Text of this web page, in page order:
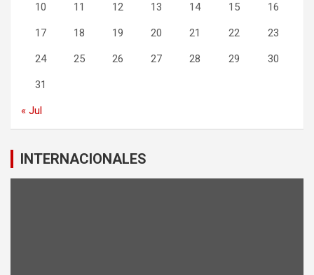
10 11 12 13 14 15 16
17 18 19 20 21 22 23
24 25 26 27 28 29 30
31
« Jul
INTERNACIONALES